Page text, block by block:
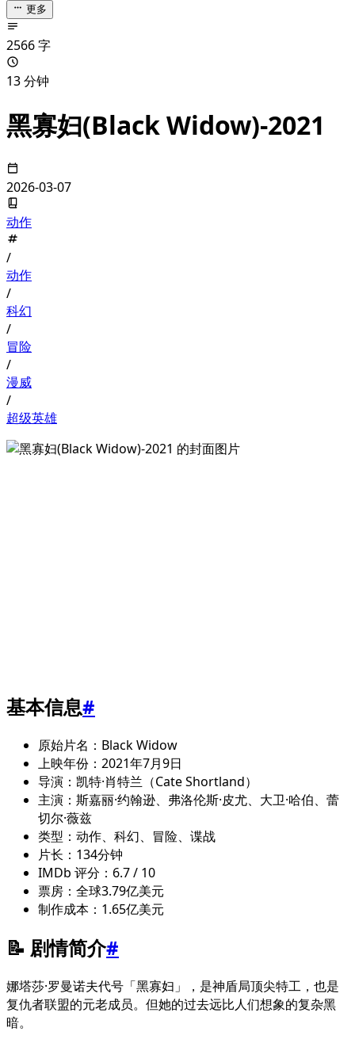
更多
2566 字
13 分钟
黑寡妇(Black Widow)-2021
2026-03-07
动作
/
动作
/
科幻
/
冒险
/
漫威
/
超级英雄
基本信息#
原始片名：Black Widow
上映年份：2021年7月9日
导演：凯特·肖特兰（Cate Shortland）
主演：斯嘉丽·约翰逊、弗洛伦斯·皮尤、大卫·哈伯、蕾
切尔·薇兹
类型：动作、科幻、冒险、谍战
片长：134分钟
IMDb 评分：6.7 / 10
票房：全球3.79亿美元
制作成本：1.65亿美元
📝 剧情简介#
娜塔莎·罗曼诺夫代号「黑寡妇」，是神盾局顶尖特工，也是
复仇者联盟的元老成员。但她的过去远比人们想象的复杂黑
暗。